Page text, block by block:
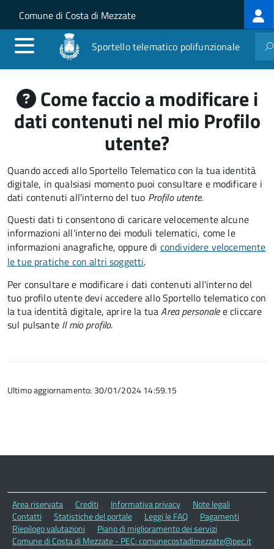
Salta al contenuto principale
Skip to site navigation
Comune di Costa di Mezzate
Sportello telematico polifunzionale
Come faccio a modificare i
dati contenuti nel mio Profilo
utente?
Quando accedi allo Sportello Telematico con la tua identità
digitale, in qualsiasi momento puoi consultare e modificare i
dati contenuti all'interno del tuo Profilo utente.
Questi dati ti consentono di caricare velocemente alcune
informazioni all'interno dei moduli telematici, come le
informazioni anagrafiche, oppure di condividere velocemente
le tue pratiche con altri soggetti.
Per consultare e modificare i dati contenuti all'interno del
tuo profilo utente devi accedere allo Sportello telematico con
la tua identità digitale, aprire la tuaArea personalee cliccare
sul pulsante Il mio profilo.
Ultimo aggiornamento: 30/01/2024 14:59.15
Area riservata Crediti Informativa privacy
Note legali
Contatti
Statistiche del portale Leggi le FAQ
Pagamenti
Riepilogo valutazioni
Piano di miglioramento dei servizi
Comune di Costa di Mezzate - PEC: comunecostadimezzate@pec.it